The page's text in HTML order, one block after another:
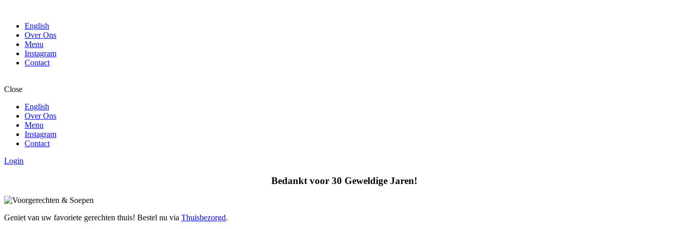
English
Over Ons
Menu
Instagram
Contact
Close
English
Over Ons
Menu
Instagram
Contact
Login
Bedankt voor 30 Geweldige Jaren!
Geniet van uw favoriete gerechten thuis! Bestel nu via Thuisbezorgd.